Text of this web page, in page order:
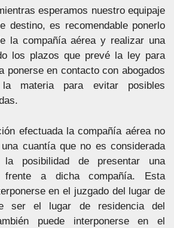
esperamos nuestro equipaje
destino, es recomendable ponerlo
la compañía aérea y realizar una
los plazos que prevé la ley para
ponerse en contacto con abogados
la materia para evitar posibles
efectuada la compañía aérea no
cuantía que no es considerada
la posibilidad de presentar una
frente a dicha compañía. Esta
en el juzgado del lugar de
ser el lugar de residencia del
puede interponerse en el